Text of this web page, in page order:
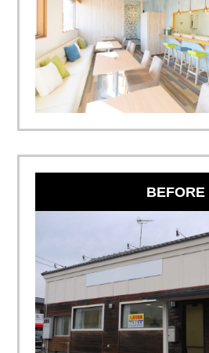
BEFORE